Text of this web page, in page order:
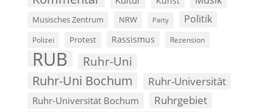
Musisches Zentrum NRW Party Politik
Polizei Protest Rassismus Rezension
RUB Ruhr-Uni
Ruhr-Uni Bochum Ruhr-Universität
Ruhr-Universität Bochum Ruhrgebiet